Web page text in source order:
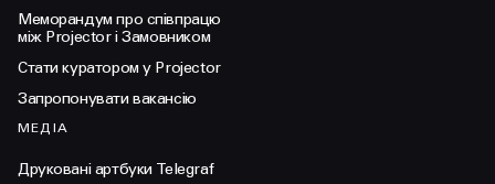
Меморандум про співпрацю
між Projector і Замовником
Стати куратором у Projector
Запропонувати вакансію
МЕДІА
Друковані артбуки Telegraf